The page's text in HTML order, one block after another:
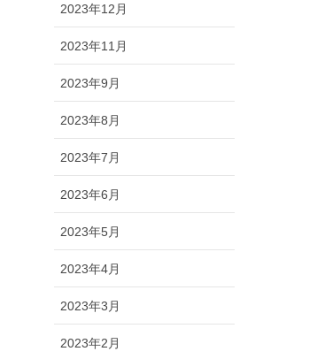
2023年12月
2023年11月
2023年9月
2023年8月
2023年7月
2023年6月
2023年5月
2023年4月
2023年3月
2023年2月